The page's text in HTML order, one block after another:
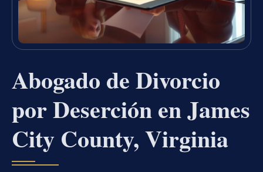
Abogado de Divorcio
por Deserción en James
City County, Virginia